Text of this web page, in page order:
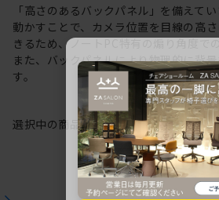
「高さのあるバックパネル」を備えて
動かすことで、カメラ位置を目線の高
きるため、ノートPC特有の煽り角度で
また、バックパネルにより物理的に背
す。
選択中の商品情報注意事項